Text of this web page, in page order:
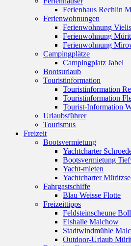
Ferienhaus Rechlin
Ferienwohnungen
Ferienwohnung
Ferienwohnung
Ferienwohnung
Campingplätze
Campingplatz Jabel
Bootsurlaub
Touristinformation
Touristinformation
Touristinformation
Tourist-Information
Urlaubsführer
Tourismus
Freizeit
Bootsvermietung
Yachtcharter
Bootsvermietung
Yacht-mieten
Yachtcharter
Fahrgastschiffe
Blau Weisse Flotte
Freizeittipps
Feldsteinscheune
Eishalle Malchow
Stadtwindmühle
Outdoor-Urlaub